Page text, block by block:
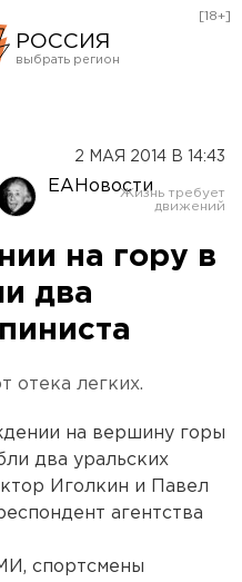
РОССИЯ
Оренбург
[18+]
2 МАЯ 2014 В 14:43
ЕАНовости
на гору в
два
отека легких.
на вершину горы
два уральских
Иголкин и Павел
агентства
спортсмены